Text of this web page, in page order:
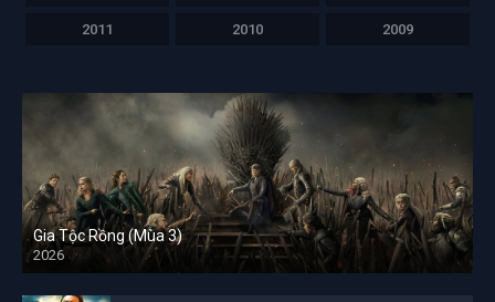
2011 2010 2009
Gia Tộc Rồng (Mùa 3)
2026